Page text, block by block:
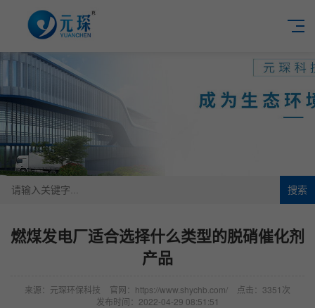
搜索
燃煤发电厂适合选择什么类型的脱硝催化剂
产品
来源：元琛环保科技 官网：https://www.shychb.com/
点击：3351次
发布时间：2022-04-29 08:51:51